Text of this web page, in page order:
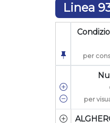
Linea
per
per